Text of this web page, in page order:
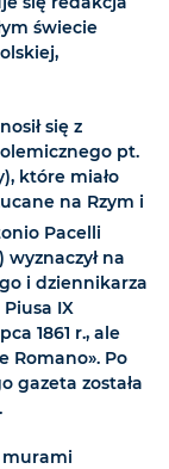
świecie
się z
pt.
które miało
na Rzym i
Pacelli
na
i dziennikarza
IX
1861 r., ale
Romano». Po
gazeta została
murami